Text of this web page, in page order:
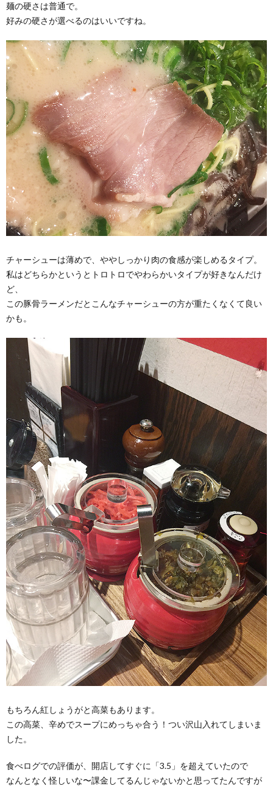
麺の硬さは普通で。
好みの硬さが選べるのはいいですね。
チャーシューは薄めで、ややしっかり肉の食感が楽しめるタイプ。
私はどちらかというとトロトロでやわらかいタイプが好きなんだけ
ど、
この豚骨ラーメンだとこんなチャーシューの方が重たくなくて良い
かも。
もちろん紅しょうがと高菜もあります。
この高菜、辛めでスープにめっちゃ合う！つい沢山入れてしまいま
した。
食べログでの評価が、開店してすぐに「3.5」を超えていたので
なんとなく怪しいな〜課金してるんじゃないかと思ってたんですが